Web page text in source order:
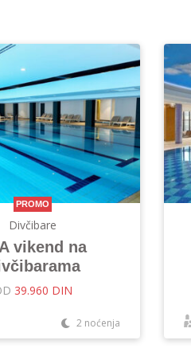
PROMO
Divčibare
vikend na
39.960 DIN
2 noćenja